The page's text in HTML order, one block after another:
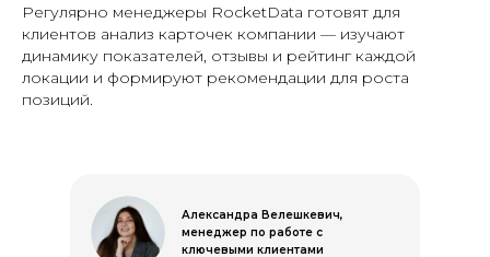
Регулярно менеджеры RocketData готовят для
клиентов анализ карточек компании — изучают
динамику показателей, отзывы и рейтинг каждой
локации и формируют рекомендации для роста
позиций.
Александра Велешкевич,
менеджер по работе с
ключевыми клиентами